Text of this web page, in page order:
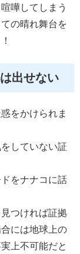
嘩してしまう
の晴れ舞台を
出せない
をかけられま
していない証
ドをナナコに話
つければ証拠
には地球上の
上不可能だと